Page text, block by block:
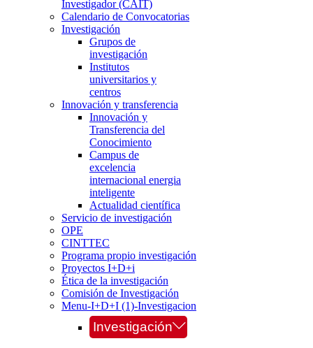
Investigador (CAIT)
Calendario de Convocatorias
Investigación
Grupos de
investigación
Institutos
universitarios y
centros
Innovación y transferencia
Innovación y
Transferencia del
Conocimiento
Campus de
excelencia
internacional energia
inteligente
Actualidad científica
Servicio de investigación
OPE
CINTTEC
Programa propio investigación
Proyectos I+D+i
Ética de la investigación
Comisión de Investigación
Menu-I+D+I (1)-Investigacion
Investigación